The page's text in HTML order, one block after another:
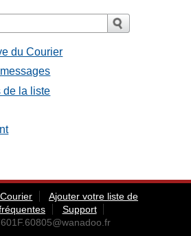
du Courier
de la liste
Ajouter votre liste de
Support